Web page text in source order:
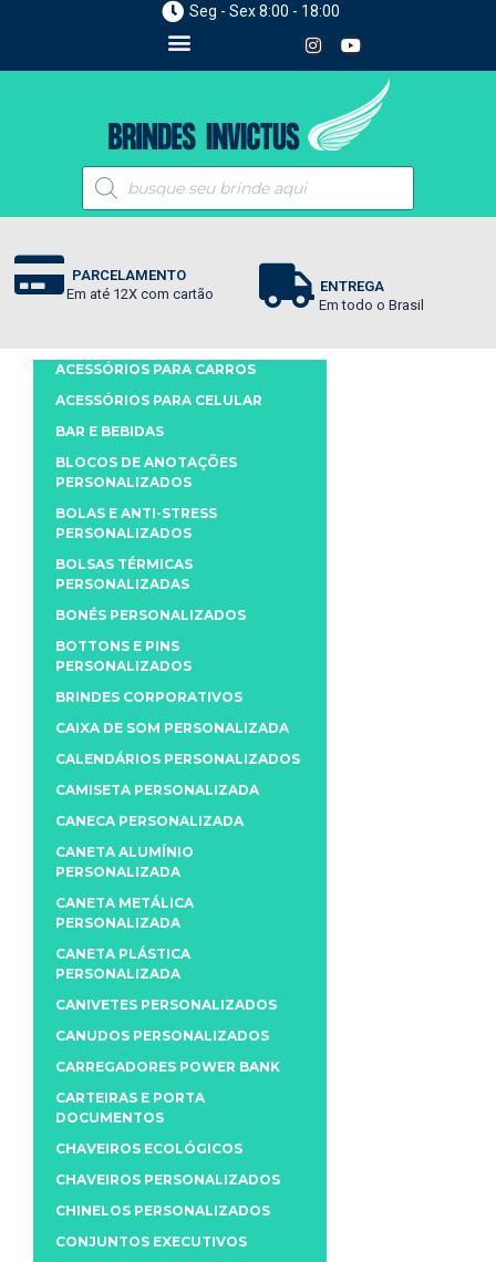
Seg - Sex 8:00 - 18:00
PARCELAMENTO
Em até 12X com cartão
ENTREGA
Em todo o Brasil
ACESSÓRIOS PARA CARROS
ACESSÓRIOS PARA CELULAR
BAR E BEBIDAS
BLOCOS DE ANOTAÇÕES
PERSONALIZADOS
BOLAS E ANTI-STRESS
PERSONALIZADOS
BOLSAS TÉRMICAS
PERSONALIZADAS
BONÉS PERSONALIZADOS
BOTTONS E PINS
PERSONALIZADOS
BRINDES CORPORATIVOS
CAIXA DE SOM PERSONALIZADA
CALENDÁRIOS PERSONALIZADOS
CAMISETA PERSONALIZADA
CANECA PERSONALIZADA
CANETA ALUMÍNIO
PERSONALIZADA
CANETA METÁLICA
PERSONALIZADA
CANETA PLÁSTICA
PERSONALIZADA
CANIVETES PERSONALIZADOS
CANUDOS PERSONALIZADOS
CARREGADORES POWER BANK
CARTEIRAS E PORTA
DOCUMENTOS
CHAVEIROS ECOLÓGICOS
CHAVEIROS PERSONALIZADOS
CHINELOS PERSONALIZADOS
CONJUNTOS EXECUTIVOS